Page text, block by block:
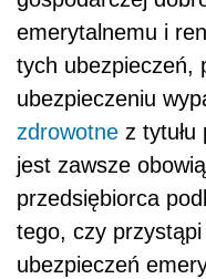
emerytalnemu i
tych ubezpieczeń,
ubezpieczeniu
zdrowotne z tytułu
jest zawsze
przedsiębiorca
tego, czy
ubezpieczeń